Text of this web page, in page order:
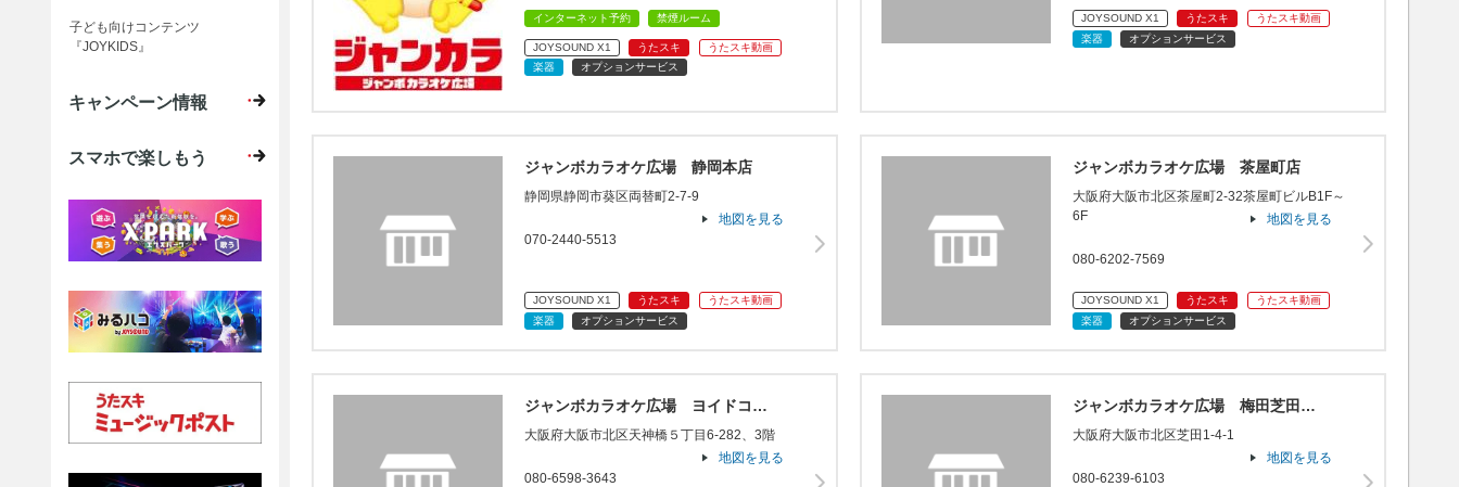
インターネット予約 禁煙ルーム
JOYSOUND X1 うたスキ
うたスキ動画
楽器
オプションサービス
JOYSOUND X1 うたスキ
うたスキ動画
楽器
オプションサービス
ジャンボカラオケ広場 静岡本店
静岡県静岡市葵区両替町2-7-9
070-2440-5513
JOYSOUND X1 うたスキ
うたスキ動画
楽器
オプションサービス
地図を見る
ジャンボカラオケ広場 茶屋町店
大阪府大阪市北区茶屋町2-32茶屋町ビルB1F～
6F
080-6202-7569
JOYSOUND X1 うたスキ
うたスキ動画
楽器
オプションサービス
地図を見る
ジャンボカラオケ広場 ヨイドコ…
大阪府大阪市北区天神橋５丁目6-282、3階
080-6598-3643
地図を見る
ジャンボカラオケ広場 梅田芝田…
大阪府大阪市北区芝田1-4-1
080-6239-6103
地図を見る
子ども向けコンテンツ
『JOYKIDS』
キャンペーン情報
スマホで楽しもう